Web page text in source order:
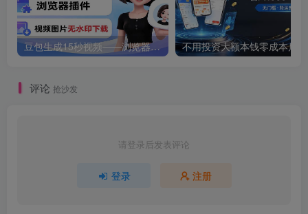
豆包生成15秒视频——浏览器插件：豆包/Dola 视频图片无水印下载 + 解锁15秒视频生成
评论 抢沙发
请登录后发表评论
登录 注册